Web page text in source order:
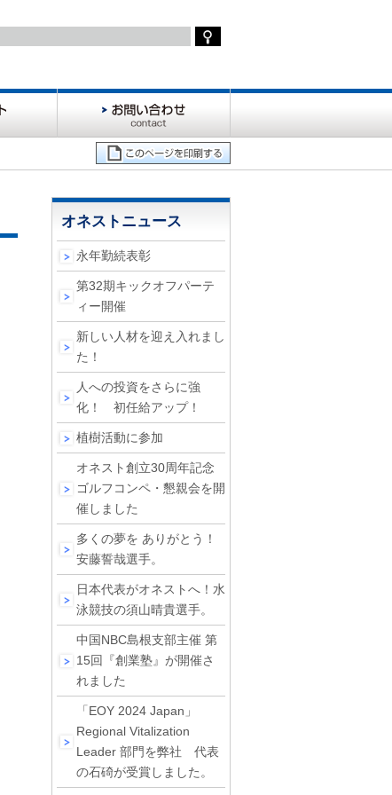
い
せ
オネストニュース
永年勤続表彰
第32期キックオフパーテ
ィー開催
新しい人材を迎え入れまし
た！
人への投資をさらに強
化！ 初任給アップ！
植樹活動に参加
オネスト創立30周年記念
ゴルフコンペ・懇親会を開
催しました
多くの夢を ありがとう！
安藤誓哉選手。
日本代表がオネストへ！水
泳競技の須山晴貴選手。
中国NBC島根支部主催 第
15回『創業塾』が開催さ
れました
「EOY 2024 Japan」
Regional Vitalization
Leader 部門を弊社 代表
の石碕が受賞しました。